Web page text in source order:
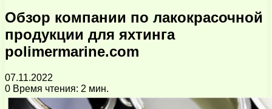
Обзор компании по лакокрасочной
продукции для яхтинга
polimermarine.com
07.11.2022
0 Время чтения: 2 мин.